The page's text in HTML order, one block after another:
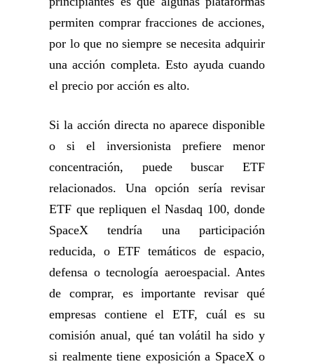
permiten comprar fracciones de acciones,
por lo que no siempre se necesita adquirir
una acción completa. Esto ayuda cuando
el precio por acción es alto.
Si la acción directa no aparece disponible
o si el inversionista prefiere menor
concentración, puede buscar ETF
relacionados. Una opción sería revisar
ETF que repliquen el Nasdaq 100, donde
SpaceX tendría una participación
reducida, o ETF temáticos de espacio,
defensa o tecnología aeroespacial. Antes
de comprar, es importante revisar qué
empresas contiene el ETF, cuál es su
comisión anual, qué tan volátil ha sido y
si realmente tiene exposición a SpaceX o